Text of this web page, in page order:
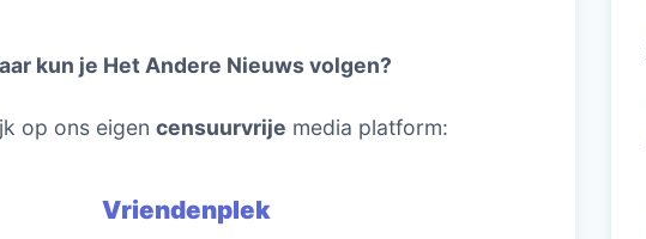
kun je Het Andere Nieuws volgen?
op ons eigencensuurvrije media platform:
Vriendenplek